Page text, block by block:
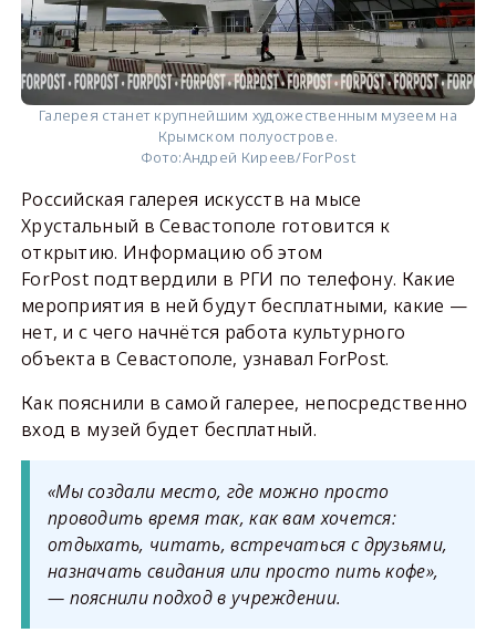
Галерея станет крупнейшим художественным музеем на
Крымском полуострове.
Фото:Андрей Киреев/ForPost
Российская галерея искусств на мысе
Хрустальный в Севастополе готовится к
открытию. Информацию об этом
ForPost подтвердили в РГИ по телефону. Какие
мероприятия в ней будут бесплатными, какие —
нет, и с чего начнётся работа культурного
объекта в Севастополе, узнавал ForPost.
Как пояснили в самой галерее, непосредственно
вход в музей будет бесплатный.
«Мы создали место, где можно просто
проводить время так, как вам хочется:
отдыхать, читать, встречаться с друзьями,
назначать свидания или просто пить кофе»,
— пояснили подход в учреждении.